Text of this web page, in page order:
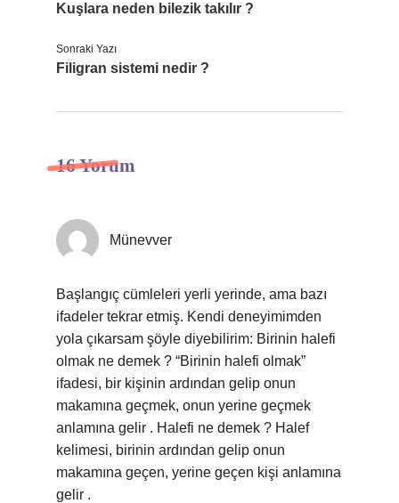
Kuşlara neden bilezik takılır ?
Sonraki Yazı
Filigran sistemi nedir ?
16 Yorum
Münevver
Başlangıç cümleleri yerli yerinde, ama bazı
ifadeler tekrar etmiş. Kendi deneyimimden
yola çıkarsam şöyle diyebilirim: Birinin halefi
olmak ne demek ? “Birinin halefi olmak”
ifadesi, bir kişinin ardından gelip onun
makamına geçmek, onun yerine geçmek
anlamına gelir . Halefi ne demek ? Halef
kelimesi, birinin ardından gelip onun
makamına geçen, yerine geçen kişi anlamına
gelir .